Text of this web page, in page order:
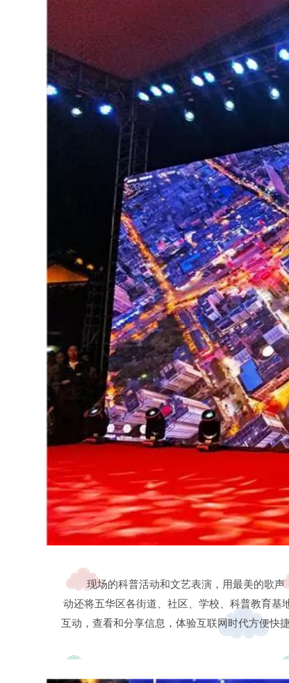
现场的科普活动和文艺表演，用最美的歌
动还将五华区各街道、社区、学校、科普教育基
互动，查看和分享信息，体验互联网时代方便快